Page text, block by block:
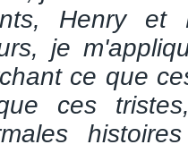
Henry et
je
ce que
ces